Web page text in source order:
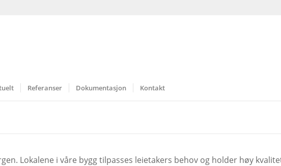
Referanser Dokumentasjon Kontakt
Lokalene i våre bygg tilpasses leietakers behov og holder høy